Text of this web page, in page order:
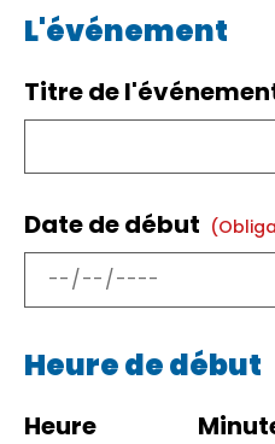
L'événement
Titre de
Date de début
Heure de début
Heure